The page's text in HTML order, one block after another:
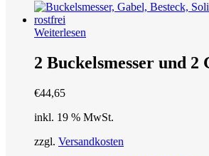
Weiterlesen
2 Buckelsmesser und 2
€44,65
inkl. 19 % MwSt.
zzgl. Versandkosten